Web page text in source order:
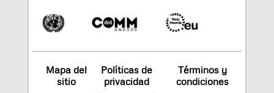
Mapa del
sitio
Políticas de
privacidad
Términos y
condiciones